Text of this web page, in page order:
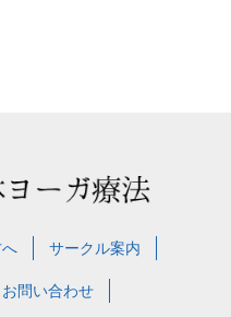
サークル案内
お問い合わせ